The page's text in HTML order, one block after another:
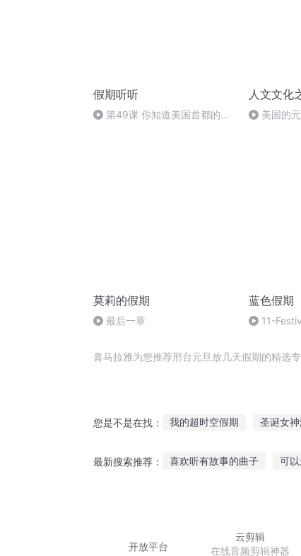
假期听听
第49课 你知道美国首都的名
人文文化
美国的
莫莉的假期
最后一章
蓝色假期
11-
喜马拉雅为您推荐邢台元旦放几天假期的精选
您是不是在找： 我的超时空假期 圣诞女
最新搜索推荐： 喜欢听有故事的曲子 可
开放平台
云剪辑
在线音频剪辑神器